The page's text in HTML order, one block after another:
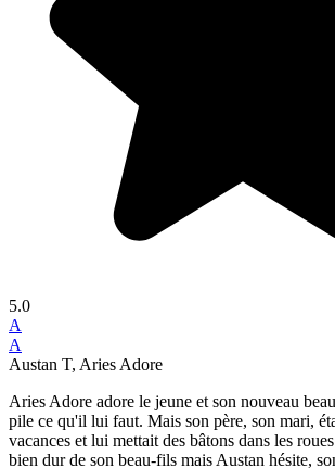
5.0
A
A
Austan T, Aries Adore
Aries Adore adore le jeune et son nouveau
pile ce qu'il lui faut. Mais son père, son mari,
vacances et lui mettait des bâtons dans les
bien dur de son beau-fils mais Austan hésite,